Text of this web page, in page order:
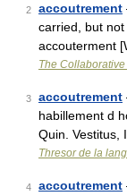
2 accoutrement
carried, but not
accouterment
The
3 accoutrement
habillement d
Quin. Vestitus,
Thresor de la
4 accoutrement